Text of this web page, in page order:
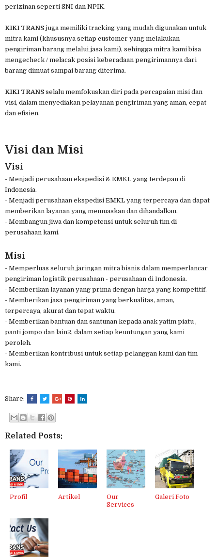
perizinan seperti SNI dan NPIK.
KIKI TRANS juga memiliki tracking yang mudah digunakan untuk
mitra kami (khususnya setiap customer yang melakukan
pengiriman barang melalui jasa kami), sehingga mitra kami bisa
mengecheck / melacak posisi keberadaan pengirimannya dari
barang dimuat sampai barang diterima.
KIKI TRANS selalu memfokuskan diri pada percapaian misi dan
visi, dalam menyediakan pelayanan pengiriman yang aman, cepat
dan efisien.
Visi dan Misi
Visi
- Menjadi perusahaan ekspedisi & EMKL yang terdepan di
Indonesia.
- Menjadi perusahaan ekspedisi EMKL yang terpercaya dan dapat
memberikan layanan yang memuaskan dan dihandalkan.
- Membangun jiwa dan kompetensi untuk seluruh tim di
perusahaan kami.
Misi
- Memperluas seluruh jaringan mitra bisnis dalam memperlancar
pengiriman logistik perusahaan - perusahaan di Indonesia.
- Memberikan layanan yang prima dengan harga yang kompetitif.
- Memberikan jasa pengiriman yang berkualitas, aman,
terpercaya, akurat dan tepat waktu.
- Memberikan bantuan dan santunan kepada anak yatim piatu ,
panti jompo dan lain2, dalam setiap keuntungan yang kami
peroleh.
- Memberikan kontribusi untuk setiap pelanggan kami dan tim
kami.
Share:
Related Posts:
Profil Artikel
Our
Services
Galeri Foto